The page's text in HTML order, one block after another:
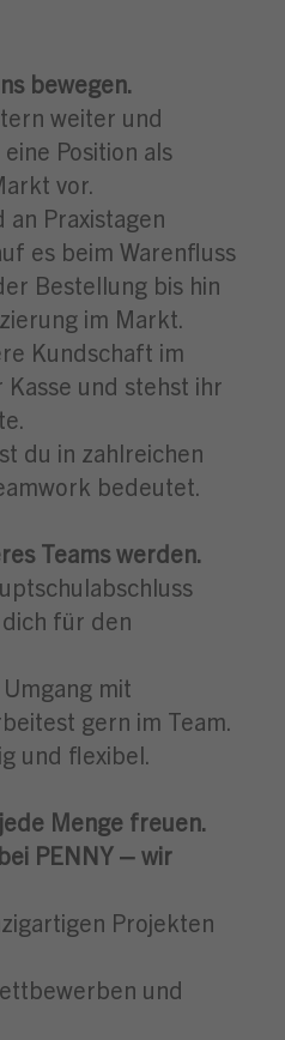
bewegen.
weiter und
Position als
vor.
an Praxistagen
es beim Warenfluss
Bestellung bis hin
im Markt.
Kundschaft im
und stehst ihr
du in zahlreichen
bedeutet.
Teams werden.
für den
mit
gern im Team.
und flexibel.
Menge freuen.
PENNY – wir
Projekten
und